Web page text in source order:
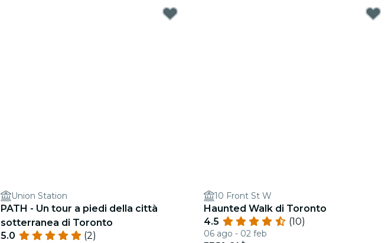
Union Station
PATH - Un tour a piedi della città
sotterranea di Toronto
5.0
(2)
10 Front St W
Haunted Walk di Toronto
4.5
(10)
06 ago - 02 feb